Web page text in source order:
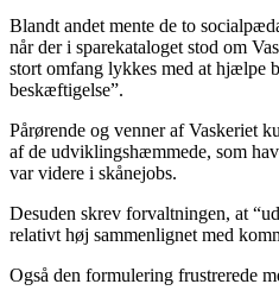
Blandt andet mente de to
når der i sparekataloget stod om
stort omfang lykkes med at hjælpe
beskæftigelse”.
Pårørende og venner af Vaskeriet
af de udviklingshæmmede, som
var videre i skånejobs.
Desuden skrev forvaltningen, at
relativt høj sammenlignet med
Også den formulering frustrerede